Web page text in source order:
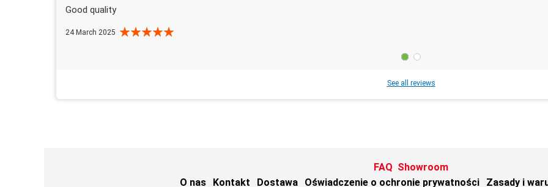
Good quality
24 March 2025
See all reviews
FAQ Showroom
O nas
Kontakt Dostawa Oświadczenie o ochronie prywatności Zasady i